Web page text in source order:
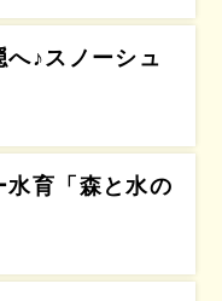
♪スノーシュ
水育「森と水の